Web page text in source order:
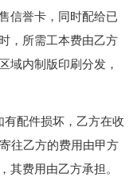
信誉卡，同时配给已
，所需工本费由乙方
域内制版印刷分发，
配件损坏，乙方在收
往乙方的费用由甲方
其费用由乙方承担。